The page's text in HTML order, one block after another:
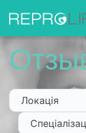
content